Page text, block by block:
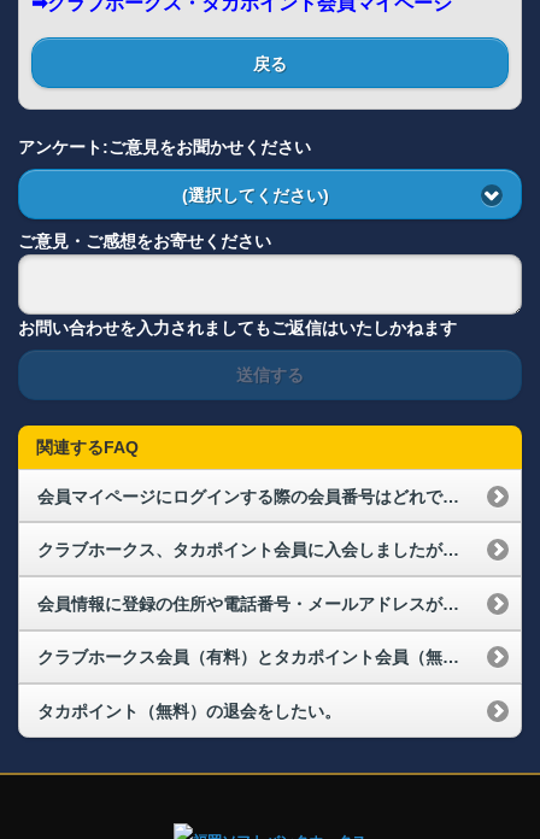
戻る
アンケート:ご意見をお聞かせください
(選択してください)
ご意見・ご感想をお寄せください
お問い合わせを入力されましてもご返信はいたしかねます
送信する
関連するFAQ
会員マイページにログインする際の会員番号はどれですか？また、パスワードを忘れてしまった場合はどうすればよいですか？（ログインができない）
クラブホークス、タカポイント会員に入会しましたが、会員マイページにログインできません。
会員情報に登録の住所や電話番号・メールアドレスが変わりました。変更手続きはどうすればよいでしょうか？（メールアドレス変更）
クラブホークス会員（有料）とタカポイント会員（無料）の違いは何ですか？
タカポイント（無料）の退会をしたい。